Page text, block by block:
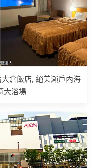
倉飯店, 絕美瀨戶內海
大浴場